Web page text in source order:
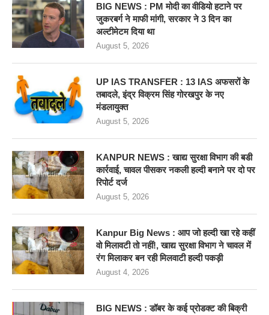
BIG NEWS : PM मोदी का वीडियो हटाने पर
जुकरबर्ग ने माफी मांगी, सरकार ने 3 दिन का
अल्टीमेटम दिया था
August 5, 2026
UP IAS TRANSFER : 13 IAS अफसरों के
तबादले, इंद्र विक्रम सिंह गोरखपुर के नए
मंडलायुक्त
August 5, 2026
KANPUR NEWS : खाद्य सुरक्षा विभाग की बडी
कार्रवाई, चावल पीसकर नकली हल्दी बनाने पर दो पर
रिपोर्ट दर्ज
August 5, 2026
Kanpur Big News : आप जो हल्दी खा रहे कहीं
वो मिलावटी तो नहीं!, खाद्य सुरक्षा विभाग ने चावल में
रंग मिलाकर बन रही मिलवाटी हल्दी पकड़ी
August 4, 2026
BIG NEWS : डॉबर के कई प्रोडक्ट की बिक्री